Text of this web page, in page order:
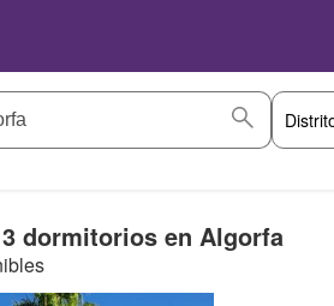
dormitorios en Algorfa